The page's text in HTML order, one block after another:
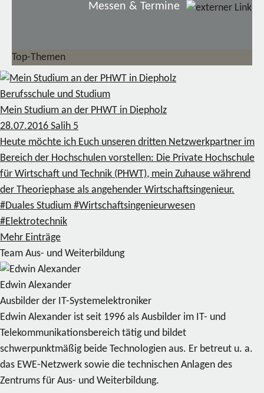
Messen & Termine
Top-Themen
Berufsschule und Studium
Mein Studium an der PHWT in Diepholz
28.07.2016 Salih 5
Heute möchte ich Euch unseren dritten Netzwerkpartner im
Bereich der Hochschulen vorstellen: Die Private Hochschule
für Wirtschaft und Technik (PHWT), mein Zuhause während
der Theoriephase als angehender Wirtschaftsingenieur.
#Duales Studium #Wirtschaftsingenieurwesen
#Elektrotechnik
Mehr Einträge
Team Aus- und Weiterbildung
Edwin Alexander
Ausbilder der IT-Systemelektroniker
Edwin Alexander ist seit 1996 als Ausbilder im IT- und
Telekommunikationsbereich tätig und bildet
schwerpunktmäßig beide Technologien aus. Er betreut u. a.
das EWE-Netzwerk sowie die technischen Anlagen des
Zentrums für Aus- und Weiterbildung.